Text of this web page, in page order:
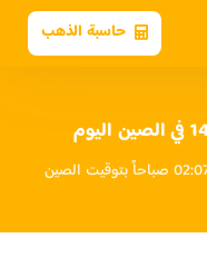
حاسبة الذهب